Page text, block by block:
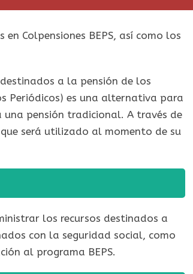
Colpensiones BEPS, así como los
a la pensión de los
Periódicos) es una alternativa para
una pensión tradicional. A través de
será utilizado al momento de su
los recursos destinados a
con la seguridad social, como
al programa BEPS.